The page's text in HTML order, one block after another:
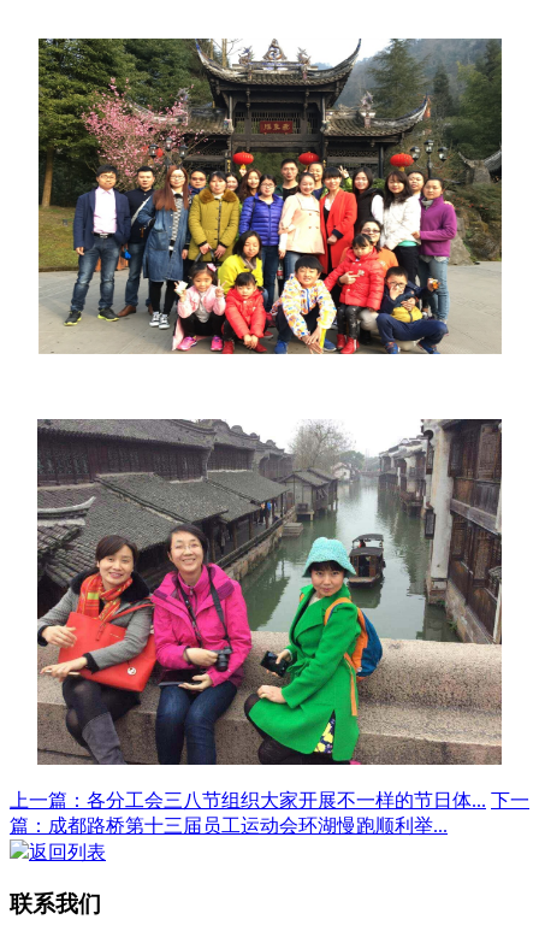
上一篇：各分工会三八节组织大家开展不一样的节日体... 下一
篇：成都路桥第十三届员工运动会环湖慢跑顺利举...
返回列表
联系我们